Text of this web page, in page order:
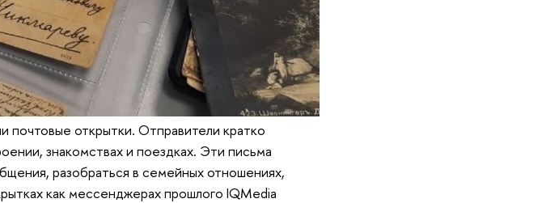
почтовые открытки. Отправители кратко
знакомствах и поездках. Эти письма
разобраться в семейных отношениях,
как мессенджерах прошлого IQMedia